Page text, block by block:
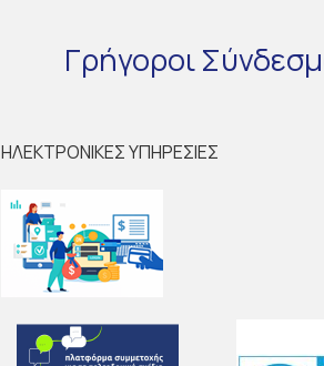
Γρήγοροι
ΗΛΕΚΤΡΟΝΙΚΕΣ ΥΠΗΡΕΣΙΕΣ